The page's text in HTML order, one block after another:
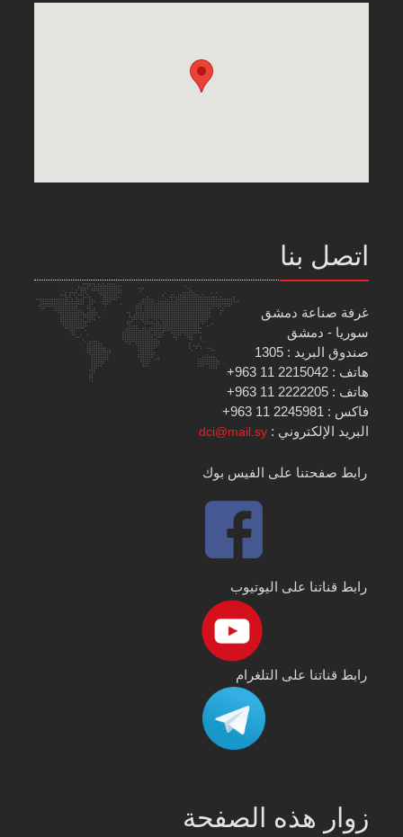
اتصل بنا
غرفة صناعة دمشق
سوريا - دمشق
صندوق البريد : 1305
هاتف : 2215042 11 963+
هاتف : 2222205 11 963+
فاكس : 2245981 11 963+
البريد الإلكتروني :dci@mail.sy
رابط صفحتنا على الفيس بوك
رابط قناتنا على اليوتيوب
رابط قناتنا على التلغرام
زوار هذه الصفحة